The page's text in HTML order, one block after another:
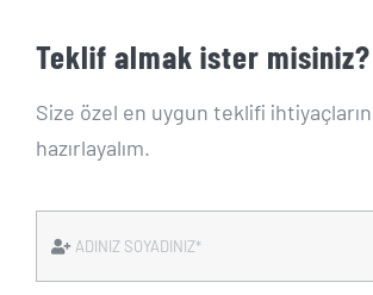
Teklif almak ister misiniz?
Size özel en uygun teklifi
hazırlayalım.